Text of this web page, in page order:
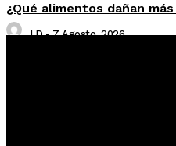
¿Qué alimentos dañan
LD - 7 Agosto, 2026